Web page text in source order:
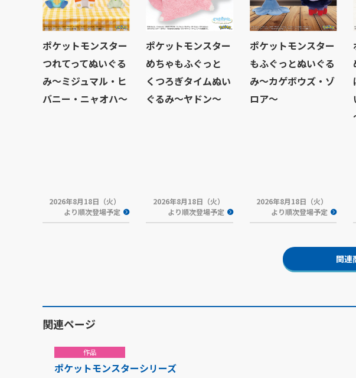
ポケットモンスター
つれてってぬいぐる
み～ミジュマル・ヒ
バニー・ニャオハ～
2026年8月18日（火）
より順次登場予定
ポケットモンスター
めちゃもふぐっと
くつろぎタイムぬい
ぐるみ～ヤドン～
2026年8月18日（火）
より順次登場予定
ポケットモンスター
もふぐっとぬいぐる
み～カゲボウズ・ゾ
ロア～
2026年8月18日（火）
より順次登場予定
関連
関連ページ
作品
ポケットモンスターシリーズ